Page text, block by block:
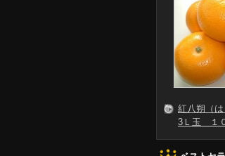
紅八朔（
3Ｌ玉 １